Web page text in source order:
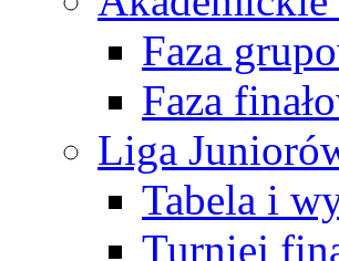
Faza
Faza
Liga
Tabela i
Turniej